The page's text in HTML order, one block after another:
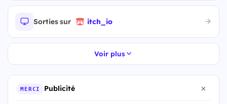
Sorties sur itch_io
Voir plus
MERCI Publicité